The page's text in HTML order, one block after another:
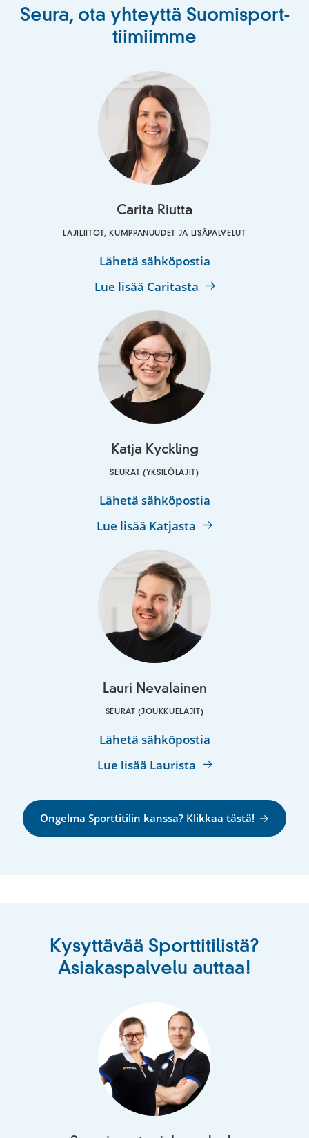
Seura, ota yhteyttä Suomisport-
tiimiimme
Carita Riutta
LAJILIITOT, KUMPPANUUDET JA LISÄPALVELUT
Lähetä sähköpostiaCarita
Lue lisää Caritasta
Katja Kyckling
SEURAT (YKSILÖLAJIT)
Lähetä sähköpostiaKatja
Lue lisää Katjasta
Lauri Nevalainen
SEURAT (JOUKKUELAJIT)
Lähetä sähköpostiaLauri
Lue lisää Laurista
Ongelma Sporttitilin kanssa? Klikkaa tästä!
Kysyttävää Sporttitilistä?
Asiakaspalvelu auttaa!